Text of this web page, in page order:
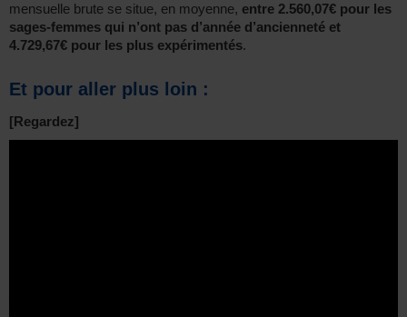
mensuelle brute se situe, en moyenne, entre 2.560,07€ pour les
sages-femmes qui n’ont pas d’année d’ancienneté et
4.729,67€ pour les plus expérimentés.
Et pour aller plus loin :
[Regardez]